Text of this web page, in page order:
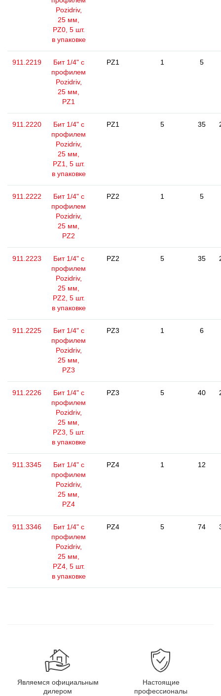
Pozidriv,
25 мм,
PZ0, 5 шт.
в упаковке
911.2219
Бит 1/4" с
профилем
Pozidriv,
25 мм,
PZ1
PZ1 1 5
911.2220
Бит 1/4" с
профилем
Pozidriv,
25 мм,
PZ1, 5 шт.
в упаковке
PZ1 5 35
911.2222
Бит 1/4" с
профилем
Pozidriv,
25 мм,
PZ2
PZ2 1 5
911.2223
Бит 1/4" с
профилем
Pozidriv,
25 мм,
PZ2, 5 шт.
в упаковке
PZ2 5 35
911.2225
Бит 1/4" с
профилем
Pozidriv,
25 мм,
PZ3
PZ3 1 6
911.2226
Бит 1/4" с
профилем
Pozidriv,
25 мм,
PZ3, 5 шт.
в упаковке
PZ3 5 40
911.3345
Бит 1/4" с
профилем
Pozidriv,
25 мм,
PZ4
PZ4 1 12
911.3346
Бит 1/4" с
профилем
Pozidriv,
25 мм,
PZ4, 5 шт.
в упаковке
PZ4 5 74
Являемся официальным
дилером
Настоящие
профессионалы